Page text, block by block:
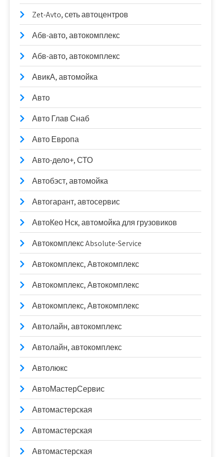
Zet-Avto, сеть автоцентров
Абв-авто, автокомплекс
Абв-авто, автокомплекс
АвикА, автомойка
Авто
Авто Глав Снаб
Авто Европа
Авто-дело+, СТО
Автобэст, автомойка
Автогарант, автосервис
АвтоКео Нск, автомойка для грузовиков
Автокомплекс Absolute-Service
Автокомплекс, Автокомплекс
Автокомплекс, Автокомплекс
Автокомплекс, Автокомплекс
Автолайн, автокомплекс
Автолайн, автокомплекс
Автолюкс
АвтоМастерСервис
Автомастерская
Автомастерская
Автомастерская